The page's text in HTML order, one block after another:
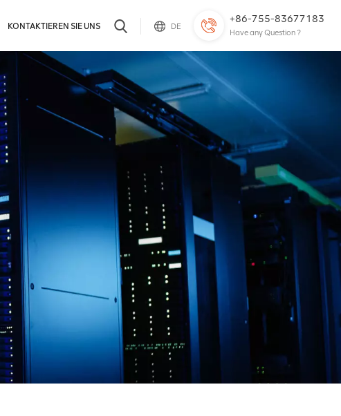
+86-755-83677183
Have any Question ?
DE
KONTAKTIEREN SIE UNS